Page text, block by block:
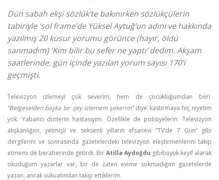
Dün sabah ekşi sözlük’te bakınırken sözlükçülerin
tabiriyle ‘sol frame’de Yüksel Aytuğ’un adını ve hakkında
yazılmış 20 küsur yorumu görünce (hayır, öldü
sanmadım) ‘Kim bilir bu sefer ne yaptı’ dedim. Akşam
saatlerinde, gün içinde yazılan yorum sayısı 170’i
geçmişti.
Televizyon izlemeyi çok severim, hem de çocukluğumdan beri.
“Belgeselden başka bir şey izlemem şekerim”diye kastırmaya hiç niyetim
yok. Yabancı dizilerin hastasıyım. Özellikle de polisiyelerin. Televizyon
alışkanlığım, yetmişli ve seksenli yılların efsanevi “TV’de 7 Gün” gibi
dergilerini ve sonrasında gazetelerdeki televizyon eleştirmenlerini takip
etmemi de beraberinde getirdi. Bir Atilla Aydoğdu gibibüyük keyif alarak
okuduğum yazarlar var, bir de zaten evime sokmadığım gazetelerde
yazan, ancak vukuatından takip ettiklerim.